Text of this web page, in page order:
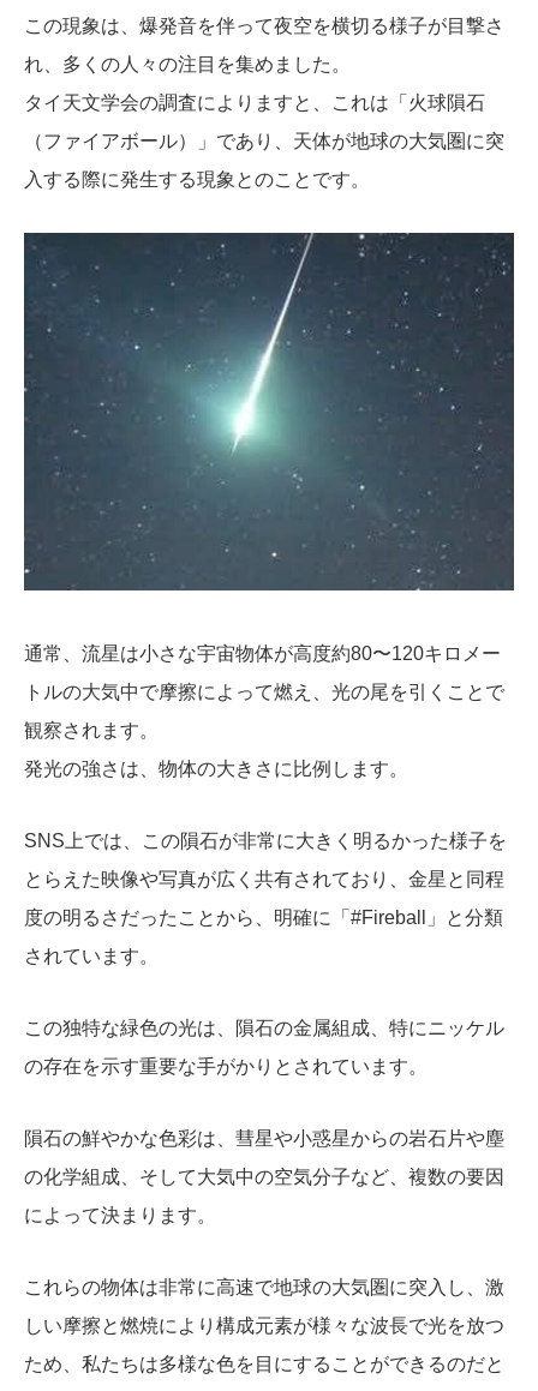
この現象は、爆発音を伴って夜空を横切る様子が目撃さ
れ、多くの人々の注目を集めました。
タイ天文学会の調査によりますと、これは「火球隕石
（ファイアボール）」であり、天体が地球の大気圏に突
入する際に発生する現象とのことです。
通常、流星は小さな宇宙物体が高度約80〜120キロメー
トルの大気中で摩擦によって燃え、光の尾を引くことで
観察されます。
発光の強さは、物体の大きさに比例します。
SNS上では、この隕石が非常に大きく明るかった様子を
とらえた映像や写真が広く共有されており、金星と同程
度の明るさだったことから、明確に「#Fireball」と分類
されています。
この独特な緑色の光は、隕石の金属組成、特にニッケル
の存在を示す重要な手がかりとされています。
隕石の鮮やかな色彩は、彗星や小惑星からの岩石片や塵
の化学組成、そして大気中の空気分子など、複数の要因
によって決まります。
これらの物体は非常に高速で地球の大気圏に突入し、激
しい摩擦と燃焼により構成元素が様々な波長で光を放つ
ため、私たちは多様な色を目にすることができるのだと